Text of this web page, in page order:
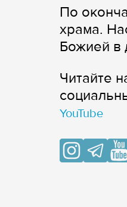
По
храма.
Божией в
Читайте
YouTube